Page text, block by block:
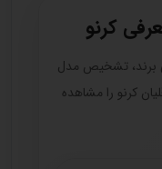
کرنو
برند، تشخیص مدل
کرنو را مشاهده